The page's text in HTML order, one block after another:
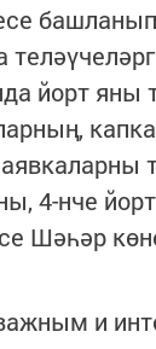
йорт
4-нче
Шәһәр
и